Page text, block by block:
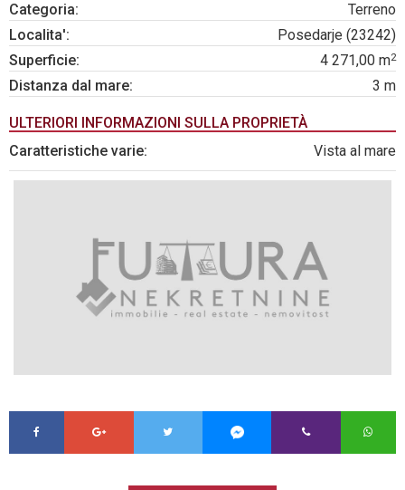
Categoria:
Terreno
Localita':
Posedarje (23242)
Superficie:
4 271,00 m2
Distanza dal mare: 3 m
ULTERIORI INFORMAZIONI SULLA PROPRIETÀ
Caratteristiche varie:
Vista al mare